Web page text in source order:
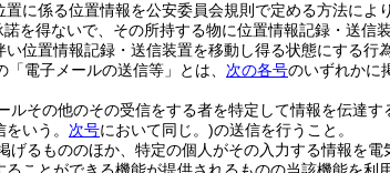
置に係る位置情報を公安委員会規則で定める方法によ
諾を得ないで、その所持する物に位置情報記録・送信
い位置情報記録・送信装置を移動し得る状態にする行
「電子メールの送信等」とは、 次の各号のいずれかに
ルその他のその受信をする者を特定して情報を伝達
いう。 次号において同じ。)の送信を行うこと。
げるもののほか、特定の個人がその入力する情報を